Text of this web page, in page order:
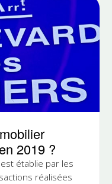
2019 ?
établie par les
réalisées